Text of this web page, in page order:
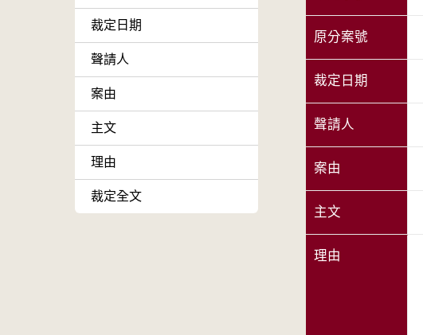
裁定日期
聲請人
案由
主文
理由
裁定全文
原分案號
裁定日期
聲請人
案由
主文
理由